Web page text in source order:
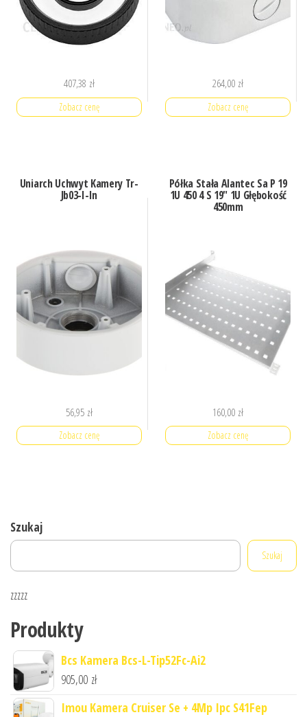
407,38 zł
Zobacz cenę
264,00 zł
Zobacz cenę
Uniarch Uchwyt Kamery Tr-
Jb03-I-In
56,95 zł
Zobacz cenę
Półka Stała Alantec Sa P 19
1U 450 4 S 19″ 1U Głębokość
450mm
160,00 zł
Zobacz cenę
Szukaj
Szukaj
zzzzz
Produkty
Bcs Kamera Bcs-L-Tip52Fc-Ai2
905,00 zł
Imou Kamera Cruiser Se + 4Mp Ipc S41Fep